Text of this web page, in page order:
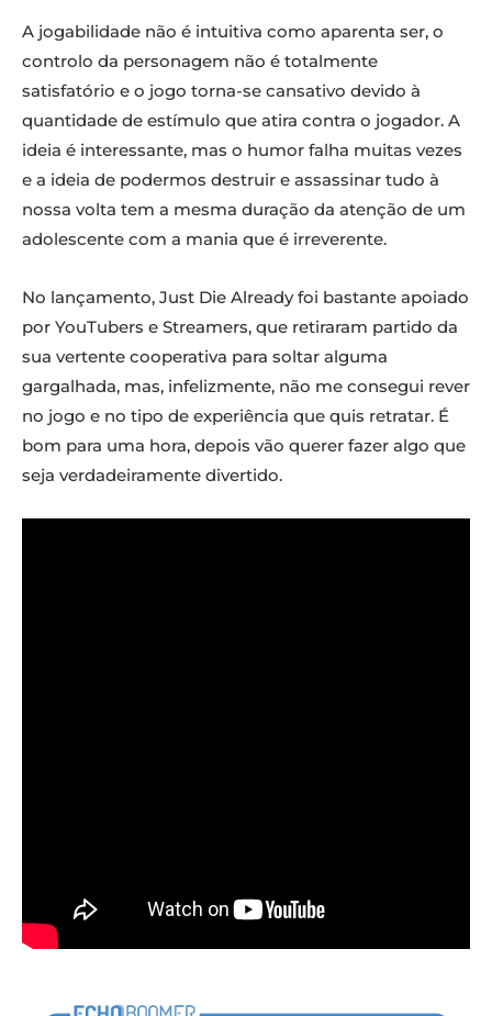
A jogabilidade não é intuitiva como aparenta ser, o
controlo da personagem não é totalmente
satisfatório e o jogo torna-se cansativo devido à
quantidade de estímulo que atira contra o jogador. A
ideia é interessante, mas o humor falha muitas vezes
e a ideia de podermos destruir e assassinar tudo à
nossa volta tem a mesma duração da atenção de um
adolescente com a mania que é irreverente.
No lançamento, Just Die Already foi bastante apoiado
por YouTubers e Streamers, que retiraram partido da
sua vertente cooperativa para soltar alguma
gargalhada, mas, infelizmente, não me consegui rever
no jogo e no tipo de experiência que quis retratar. É
bom para uma hora, depois vão querer fazer algo que
seja verdadeiramente divertido.